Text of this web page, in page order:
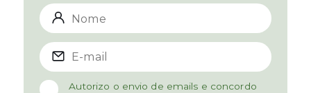
Autorizo o envio de emails e concordo